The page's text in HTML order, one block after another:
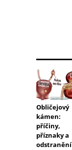
Obličejový
kámen:
příčiny,
příznaky a
odstranění